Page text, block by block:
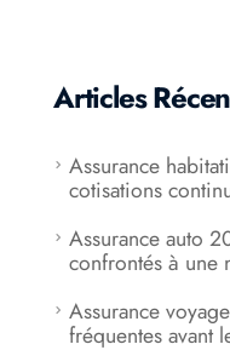
Articles
Assurance
cotisations
Assurance auto
confrontés à une
Assurance
fréquentes avant